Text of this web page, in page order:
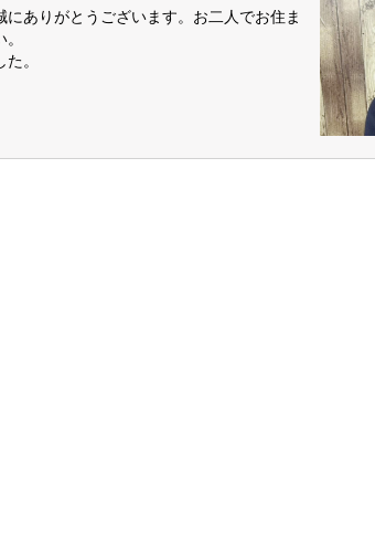
ありがとうございます。お二人でお住ま
。